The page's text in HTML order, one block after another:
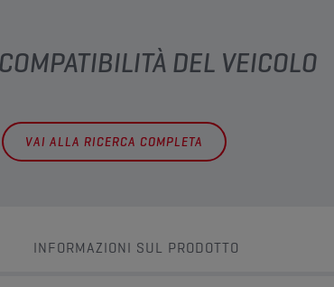
DEL VEICOLO
VAI ALLA RICERCA COMPLETA
INFORMAZIONI SUL PRODOTTO